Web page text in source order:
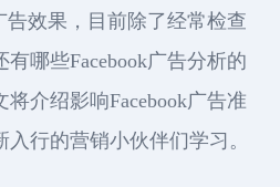
告效果，目前除了经常检查
哪些Facebook广告分析的
介绍影响Facebook广告准
行的营销小伙伴们学习。